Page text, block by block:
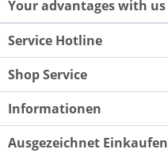
Your advantages with us
Service Hotline
Shop Service
Informationen
Ausgezeichnet Einkaufen